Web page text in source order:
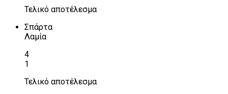
Τελικό αποτέλεσμα
Σπάρτα
Λαμία
4
1
Τελικό αποτέλεσμα